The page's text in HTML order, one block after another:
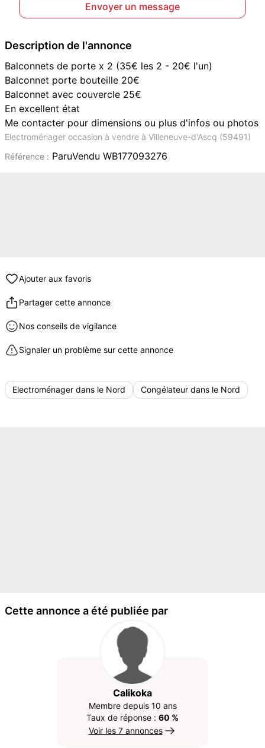
Envoyer un message
Description de l'annonce
Balconnets de porte x 2 (35€ les 2 - 20€ l'un)
Balconnet porte bouteille 20€
Balconnet avec couvercle 25€
En excellent état
Me contacter pour dimensions ou plus d'infos ou photos
Electroménager occasion à vendre à Villeneuve-d'Ascq (59491)
Référence : ParuVendu WB177093276
Ajouter aux favoris
Partager cette annonce
Nos conseils de vigilance
Signaler un problème sur cette annonce
Electroménager dans le Nord Congélateur dans le Nord
Cette annonce a été publiée par
Calikoka
Membre depuis 10 ans
Taux de réponse : 60 %
Voir les 7 annonces